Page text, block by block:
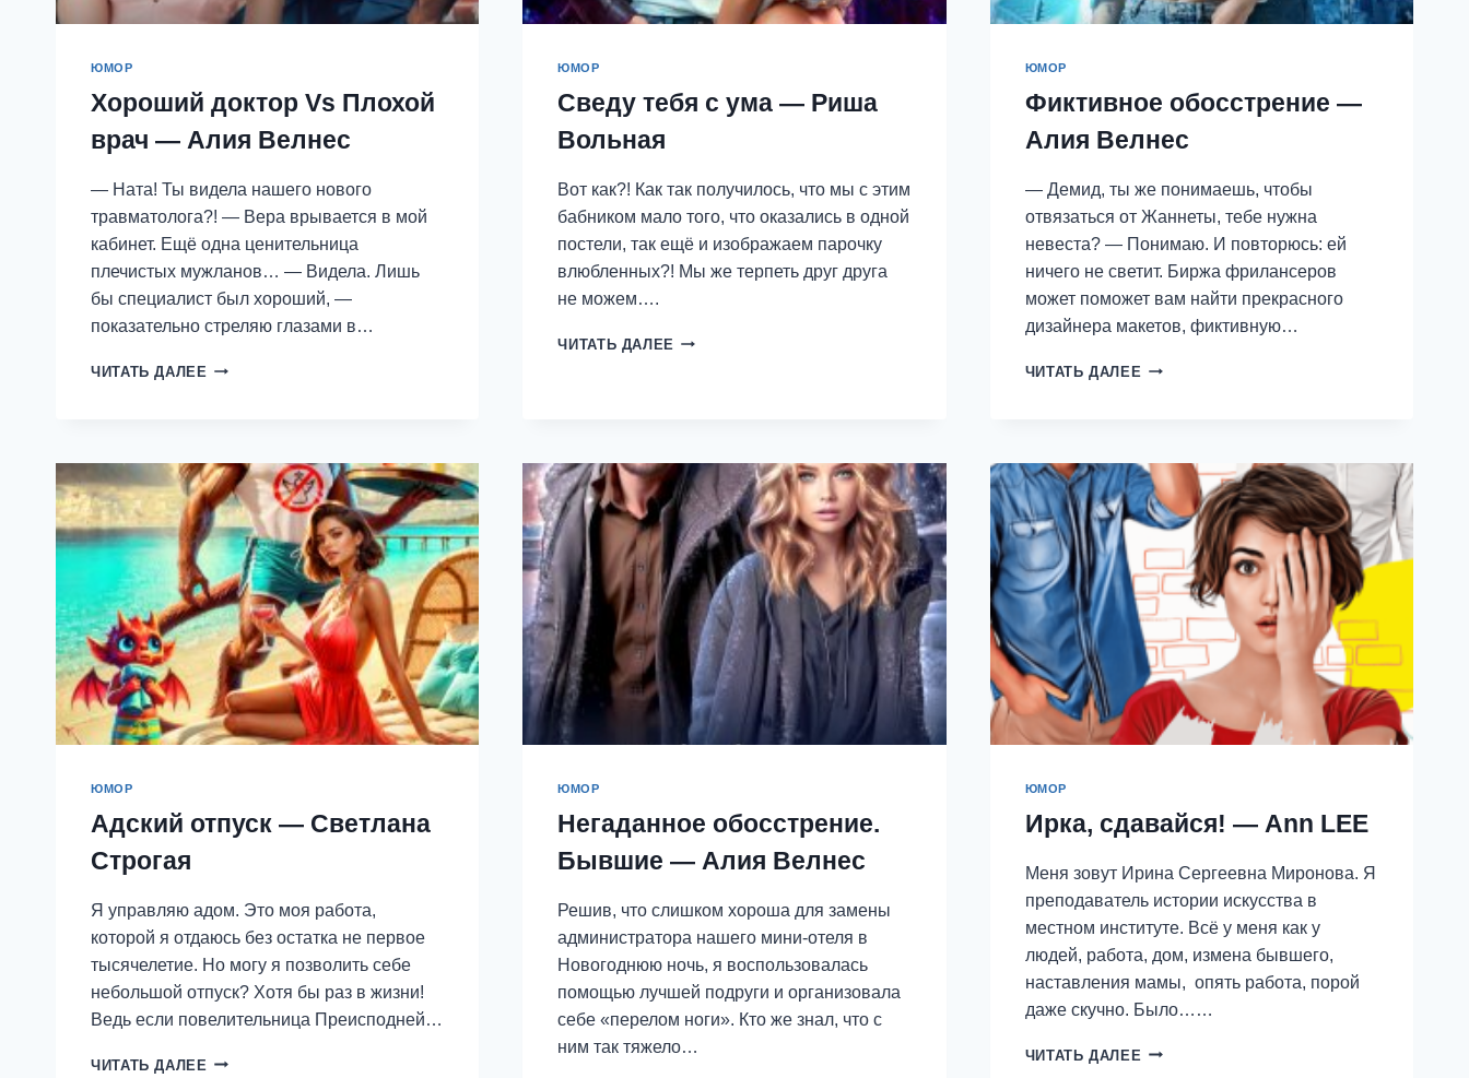
ЮМОР
Хороший доктор Vs Плохой
врач — Алия Велнес
— Ната! Ты видела нашего нового
травматолога?! — Вера врывается в мой
кабинет. Ещё одна ценительница
плечистых мужланов… — Видела. Лишь
бы специалист был хороший, —
показательно стреляю глазами в…
ЧИТАТЬ ДАЛЕЕ ХОРОШИЙ
—
АЛИЯ
ВЕЛНЕС
ЮМОР
Сведу тебя с ума — Риша
Вольная
Вот как?! Как так получилось, что мы с этим
бабником мало того, что оказались в одной
постели, так ещё и изображаем парочку
влюбленных?! Мы же терпеть друг друга
не можем….
ЧИТАТЬ ДАЛЕЕ СВЕДУ
ВОЛЬНАЯ
ЮМОР
Фиктивное обосстрение —
Алия Велнес
— Демид, ты же понимаешь, чтобы
отвязаться от Жаннеты, тебе нужна
невеста? — Понимаю. И повторюсь: ей
ничего не светит. Биржа фрилансеров
может поможет вам найти прекрасного
дизайнера макетов, фиктивную…
ЧИТАТЬ ДАЛЕЕ ФИКТИВНОЕ
ЮМОР
Адский отпуск — Светлана
Строгая
Я управляю адом. Это моя работа,
которой я отдаюсь без остатка не первое
тысячелетие. Но могу я позволить себе
небольшой отпуск? Хотя бы раз в жизни!
Ведь если повелительница Преисподней…
ЧИТАТЬ ДАЛЕЕ АДСКИЙ
ЮМОР
Негаданное обосстрение.
Бывшие — Алия Велнес
Решив, что слишком хороша для замены
администратора нашего мини-отеля в
Новогоднюю ночь, я воспользовалась
помощью лучшей подруги и организовала
себе «перелом ноги». Кто же знал, что с
ним так тяжело…
ЮМОР
Ирка, сдавайся! — Ann LEE
Меня зовут Ирина Сергеевна Миронова. Я
преподаватель истории искусства в
местном институте. Всё у меня как у
людей, работа, дом, измена бывшего,
наставления мамы, опять работа, порой
даже скучно. Было……
ЧИТАТЬ ДАЛЕЕ ИРКА,